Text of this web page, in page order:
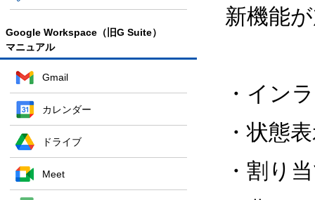
Google Workspace（旧G Suite）
マニュアル
Gmail
カレンダー
ドライブ
Meet
新機能
・イン
・状態
・割り